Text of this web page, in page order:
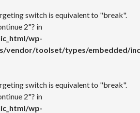
switch is equivalent to "break".
2"? in
wp-
vendor/toolset/types/embedded/
switch is equivalent to "break".
2"? in
wp-